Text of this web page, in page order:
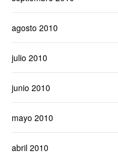
agosto 2010
julio 2010
junio 2010
mayo 2010
abril 2010